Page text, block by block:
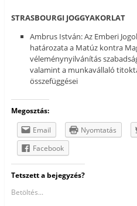
STRASBOURGI JOGGYAKORLAT
Ambrus István: Az Emberi
határozata a Matúz kontra
véleménynyilvánítás
valamint a munkavállaló
összefüggései
Megosztás:
Email
Nyomtatás
Facebook
Tetszett a bejegyzés?
Betöltés...